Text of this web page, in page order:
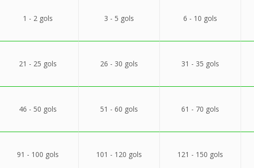
1 - 2 gols 3 - 5 gols 6 - 10 gols
21 - 25 gols 26 - 30 gols 31 - 35 gols
46 - 50 gols 51 - 60 gols 61 - 70 gols
91 - 100 gols 101 - 120 gols 121 - 150 gols